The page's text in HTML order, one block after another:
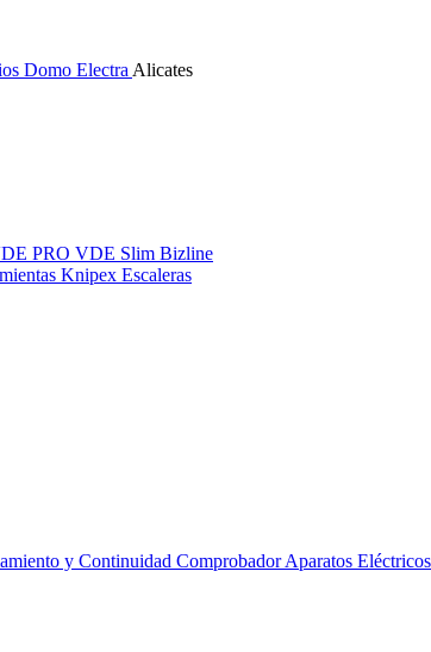
Domo Electra Alicates
PRO VDE Slim Bizline
Knipex Escaleras
y Continuidad Comprobador Aparatos Eléctricos